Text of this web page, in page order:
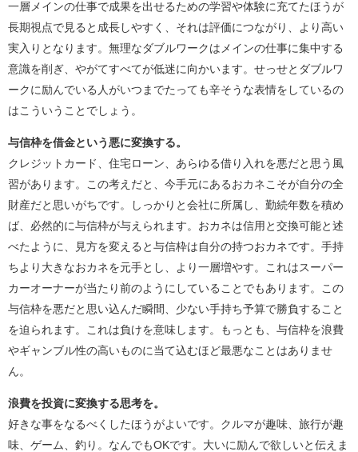
一層メインの仕事で成果を出せるための学習や体験に充てたほうが
長期視点で見ると成長しやすく、それは評価につながり、より高い
実入りとなります。無理なダブルワークはメインの仕事に集中する
意識を削ぎ、やがてすべてが低迷に向かいます。せっせとダブルワ
ークに励んでいる人がいつまでたっても辛そうな表情をしているの
はこういうことでしょう。
与信枠を借金という悪に変換する。
クレジットカード、住宅ローン、あらゆる借り入れを悪だと思う風
習があります。この考えだと、今手元にあるおカネこそが自分の全
財産だと思いがちです。しっかりと会社に所属し、勤続年数を積め
ば、必然的に与信枠が与えられます。おカネは信用と交換可能と述
べたように、見方を変えると与信枠は自分の持つおカネです。手持
ちより大きなおカネを元手とし、より一層増やす。これはスーパー
カーオーナーが当たり前のようにしていることでもあります。この
与信枠を悪だと思い込んだ瞬間、少ない手持ち予算で勝負すること
を迫られます。これは負けを意味します。もっとも、与信枠を浪費
やギャンブル性の高いものに当て込むほど最悪なことはありませ
ん。
浪費を投資に変換する思考を。
好きな事をなるべくしたほうがよいです。クルマが趣味、旅行が趣
味、ゲーム、釣り。なんでもOKです。大いに励んで欲しいと伝えま